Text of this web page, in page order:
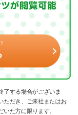
する場合がございま
ただき、ご来社またはお
た方に限ります。